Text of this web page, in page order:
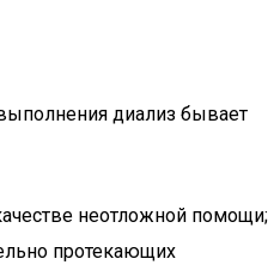
диализ бывает
неотложной помощи;
протекающих